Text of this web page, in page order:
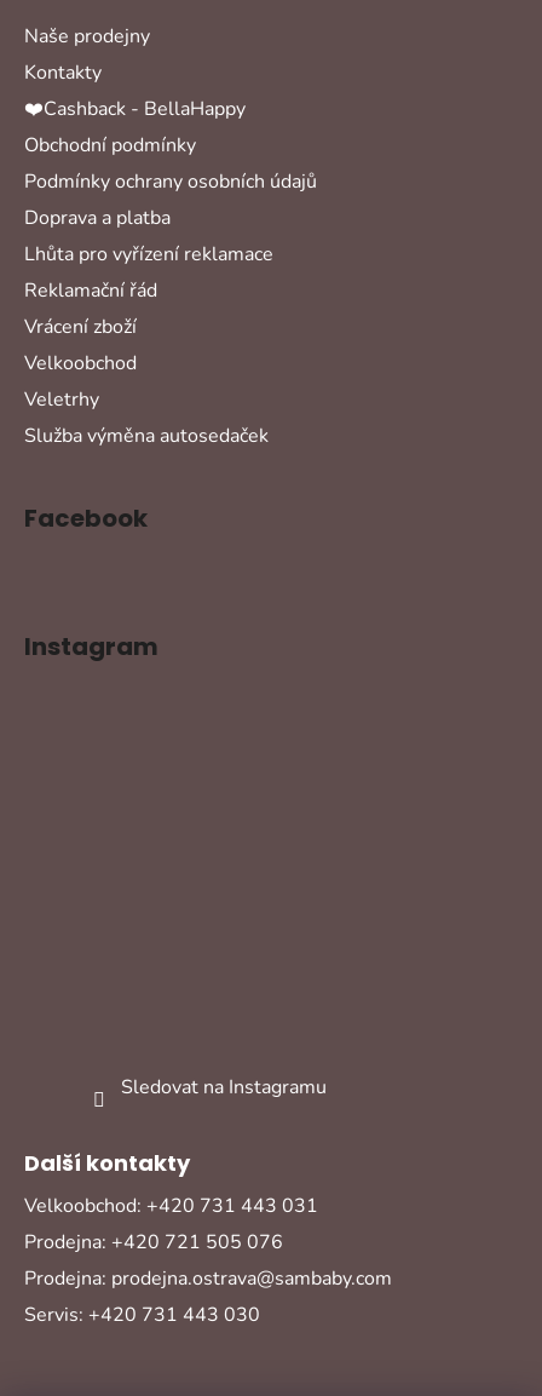
Naše prodejny
Kontakty
❤️Cashback - BellaHappy
Obchodní podmínky
Podmínky ochrany osobních údajů
Doprava a platba
Lhůta pro vyřízení reklamace
Reklamační řád
Vrácení zboží
Velkoobchod
Veletrhy
Služba výměna autosedaček
Facebook
Instagram
Sledovat na Instagramu
Další kontakty
Velkoobchod: +420 731 443 031
Prodejna: +420 721 505 076
Prodejna: prodejna.ostrava@sambaby.com
Servis: +420 731 443 030